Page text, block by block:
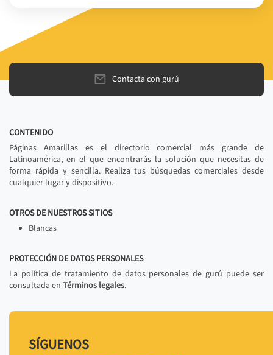
Contacta con gurú
CONTENIDO
Páginas Amarillas es el directorio comercial más grande de
Latinoamérica, en el que encontrarás la solución que necesitas de
forma rápida y sencilla. Realiza tus búsquedas comerciales desde
cualquier lugar y dispositivo.
OTROS DE NUESTROS SITIOS
Blancas
PROTECCIÓN DE DATOS PERSONALES
La política de tratamiento de datos personales de gurú puede ser
consultada en Términos legales.
SÍGUENOS